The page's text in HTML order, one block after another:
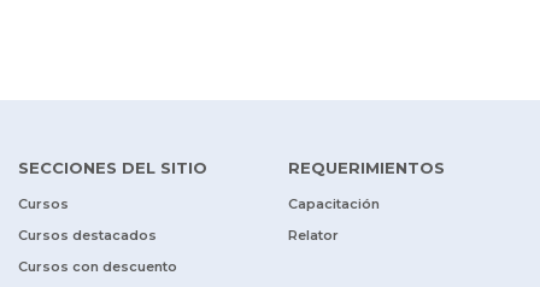
SECCIONES DEL SITIO
Cursos
Cursos destacados
Cursos con descuento
REQUERIMIENTOS
Capacitación
Relator